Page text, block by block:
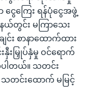
ေကြေး ရန်ပုံငွေအဖွဲ့
ယ်တွင်း မကြာသေး
င်း စာနာထောက်ထား
နှီးမြှုပ်နှံမှု ဝင်ရောက်
ါတယ်။ သတင်း
တင်းထောက် မမြင့်